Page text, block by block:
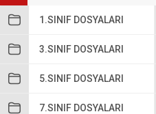
1.SINIF DOSYALARI
3.SINIF DOSYALARI
5.SINIF DOSYALARI
7.SINIF DOSYALARI